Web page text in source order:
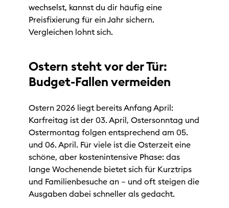
wechselst, kannst du dir häufig eine
Preisfixierung für ein Jahr sichern.
Vergleichen lohnt sich.
Ostern steht vor der Tür:
Budget-Fallen vermeiden
Ostern 2026 liegt bereits Anfang April:
Karfreitag ist der 03. April, Ostersonntag und
Ostermontag folgen entsprechend am 05.
und 06. April. Für viele ist die Osterzeit eine
schöne, aber kostenintensive Phase: das
lange Wochenende bietet sich für Kurztrips
und Familienbesuche an – und oft steigen die
Ausgaben dabei schneller als gedacht.